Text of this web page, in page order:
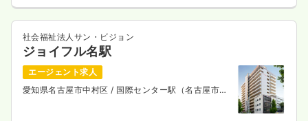
社会福祉法人サン・ビジョン
ジョイフル名駅
エージェント求人
愛知県名古屋市中村区/ 国際センター駅（名古屋市営